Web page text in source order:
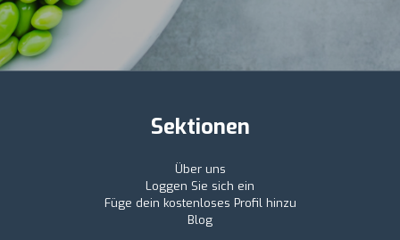
Sektionen
Über uns
Loggen Sie sich ein
Füge dein kostenloses Profil hinzu
Blog